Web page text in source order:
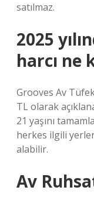
satılmaz.
2025
harcı ne
Grooves Av Tüfek
TL olarak
21 yaşını
herkes ilgili
alabilir.
Av